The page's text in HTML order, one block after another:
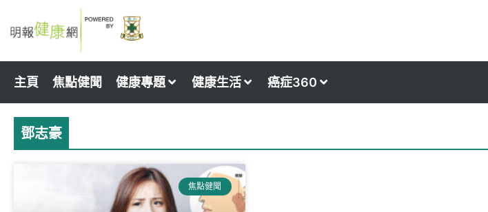
to
主頁 焦點健聞 健康專題 健康生活 癌症360
鄧志豪
焦點健聞